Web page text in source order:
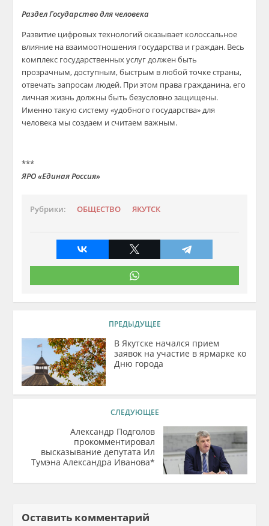
Раздел Государство для человека
Развитие цифровых технологий оказывает колоссальное
влияние на взаимоотношения государства и граждан. Весь
комплекс государственных услуг должен быть
прозрачным, доступным, быстрым в любой точке страны,
отвечать запросам людей. При этом права гражданина, его
личная жизнь должны быть безусловно защищены.
Именно такую систему «удобного государства» для
человека мы создаем и считаем важным.
***
ЯРО «Единая Россия»
Рубрики: ОБЩЕСТВО ЯКУТСК
ПРЕДЫДУЩЕЕ
В Якутске начался прием
заявок на участие в ярмарке ко
Дню города
СЛЕДУЮЩЕЕ
Александр Подголов
прокомментировал
высказывание депутата Ил
Тумэна Александра Иванова*
Оставить комментарий